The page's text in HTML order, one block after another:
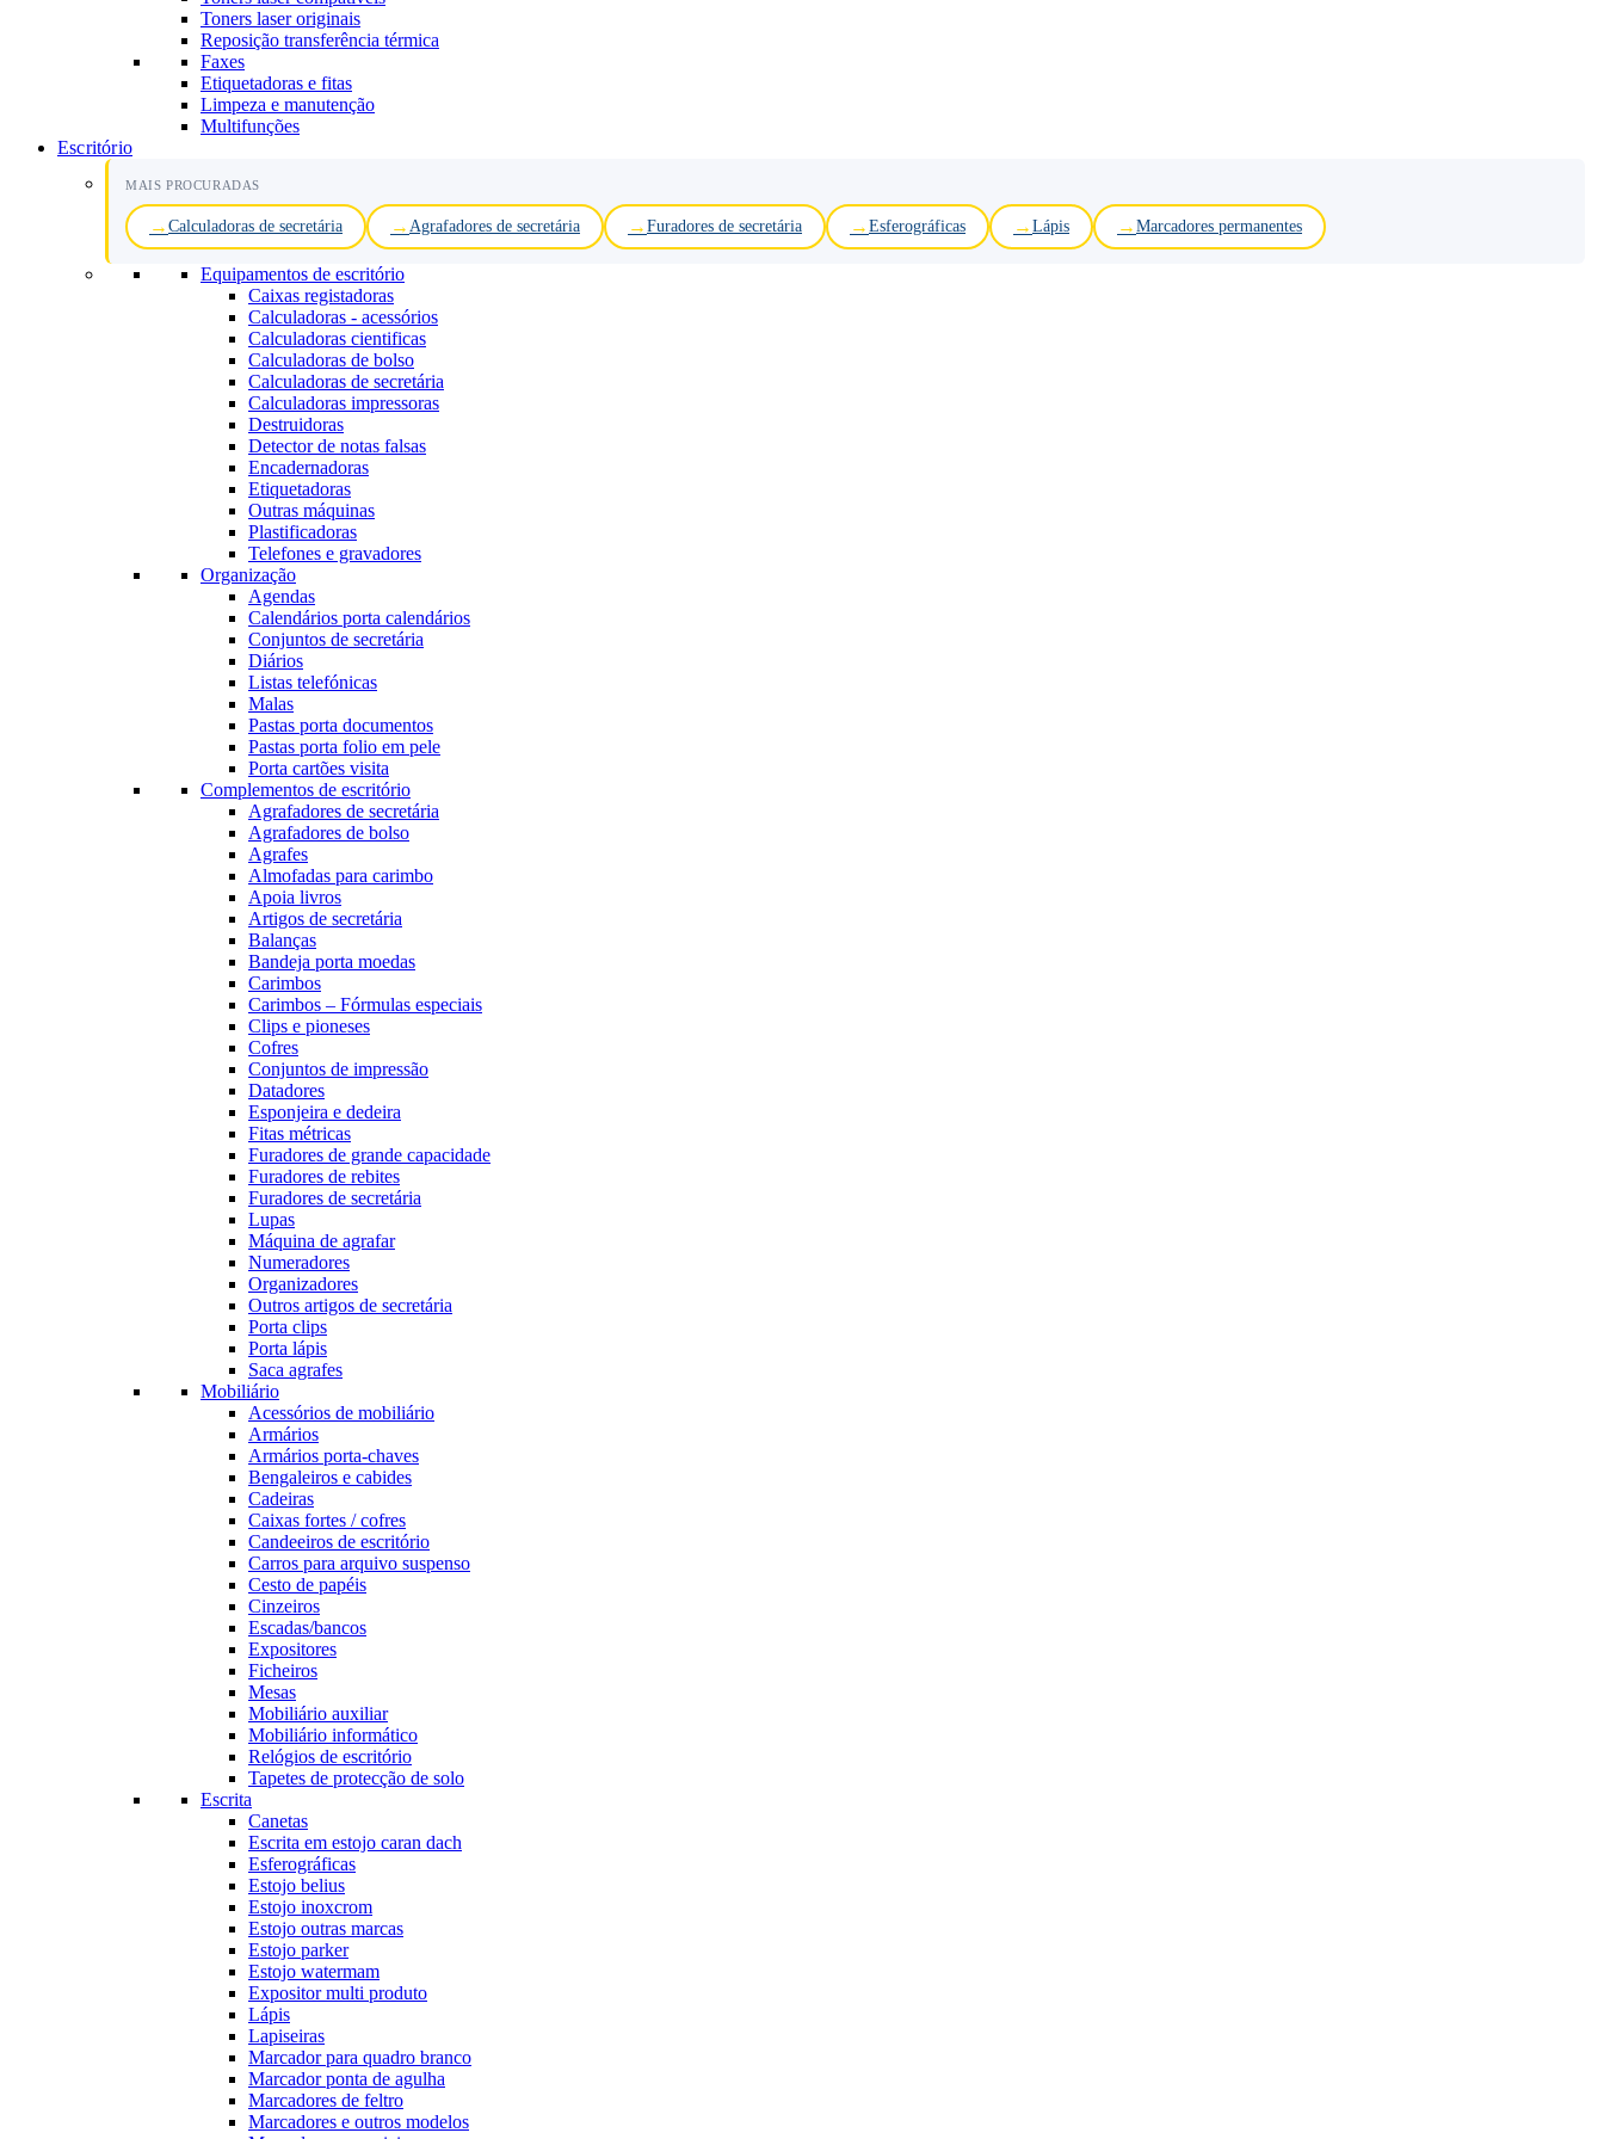
Toners laser originais
Reposição transferência térmica
Faxes
Etiquetadoras e fitas
Limpeza e manutenção
Multifunções
Escritório
MAIS PROCURADAS
Calculadoras de secretária Agrafadores de secretária Furadores de secretária Esferográficas Lápis Marcadores permanentes
Equipamentos de escritório
Caixas registadoras
Calculadoras - acessórios
Calculadoras cientificas
Calculadoras de bolso
Calculadoras de secretária
Calculadoras impressoras
Destruidoras
Detector de notas falsas
Encadernadoras
Etiquetadoras
Outras máquinas
Plastificadoras
Telefones e gravadores
Organização
Agendas
Calendários porta calendários
Conjuntos de secretária
Diários
Listas telefónicas
Malas
Pastas porta documentos
Pastas porta folio em pele
Porta cartões visita
Complementos de escritório
Agrafadores de secretária
Agrafadores de bolso
Agrafes
Almofadas para carimbo
Apoia livros
Artigos de secretária
Balanças
Bandeja porta moedas
Carimbos
Carimbos – Fórmulas especiais
Clips e pioneses
Cofres
Conjuntos de impressão
Datadores
Esponjeira e dedeira
Fitas métricas
Furadores de grande capacidade
Furadores de rebites
Furadores de secretária
Lupas
Máquina de agrafar
Numeradores
Organizadores
Outros artigos de secretária
Porta clips
Porta lápis
Saca agrafes
Mobiliário
Acessórios de mobiliário
Armários
Armários porta-chaves
Bengaleiros e cabides
Cadeiras
Caixas fortes / cofres
Candeeiros de escritório
Carros para arquivo suspenso
Cesto de papéis
Cinzeiros
Escadas/bancos
Expositores
Ficheiros
Mesas
Mobiliário auxiliar
Mobiliário informático
Relógios de escritório
Tapetes de protecção de solo
Escrita
Canetas
Escrita em estojo caran dach
Esferográficas
Estojo belius
Estojo inoxcrom
Estojo outras marcas
Estojo parker
Estojo watermam
Expositor multi produto
Lápis
Lapiseiras
Marcador para quadro branco
Marcador ponta de agulha
Marcadores de feltro
Marcadores e outros modelos